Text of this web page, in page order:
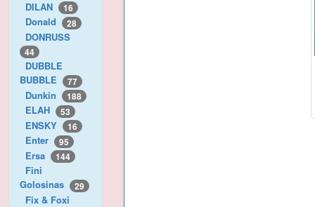
DILAN 16
Donald 28
DONRUSS
44
DUBBLE
BUBBLE
77
Dunkin 188
ELAH 53
ENSKY 16
Enter 95
Ersa 144
Fini
Golosinas
29
Fix & Foxi